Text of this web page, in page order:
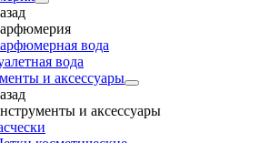
вода
вода
и аксессуары
и аксессуары